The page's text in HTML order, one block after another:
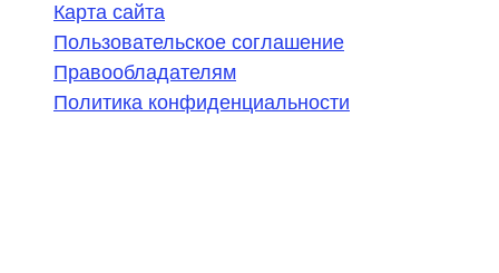
Карта сайта
Пользовательское соглашение
Правообладателям
Политика конфиденциальности